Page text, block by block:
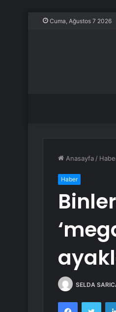
Cuma, Ağustos 7 2026
Anasayfa /
Haber
SELDA
Facebook